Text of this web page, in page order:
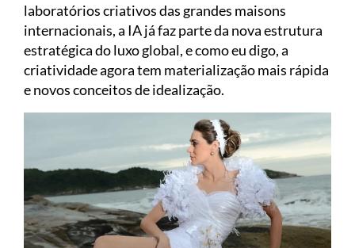
laboratórios criativos das grandes maisons
internacionais, a IA já faz parte da nova estrutura
estratégica do luxo global, e como eu digo, a
criatividade agora tem materialização mais rápida
e novos conceitos de idealização.